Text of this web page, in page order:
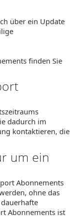
über ein Update
finden Sie
dadurch im
kontaktieren, die
um ein
Abonnements
ohne das
Abonnements ist